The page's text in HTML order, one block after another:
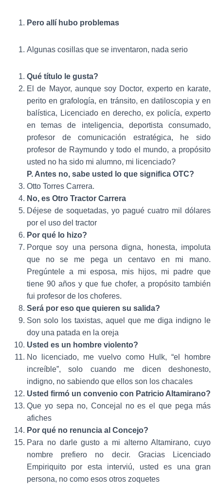
Pero allí hubo problemas
Algunas cosillas que se inventaron, nada serio
Qué título le gusta?
El de Mayor, aunque soy Doctor, experto en karate,
perito en grafología, en tránsito, en datiloscopia y en
balística, Licenciado en derecho, ex policía, experto
en temas de inteligencia, deportista consumado,
profesor de comunicación estratégica, he sido
profesor de Raymundo y todo el mundo, a propósito
usted no ha sido mi alumno, mi licenciado?
P. Antes no, sabe usted lo que significa OTC?
Otto Torres Carrera.
No, es Otro Tractor Carrera
Déjese de soquetadas, yo pagué cuatro mil dólares
por el uso del tractor
Por qué lo hizo?
Porque soy una persona digna, honesta, impoluta
que no se me pega un centavo en mi mano.
Pregúntele a mi esposa, mis hijos, mi padre que
tiene 90 años y que fue chofer, a propósito también
fui profesor de los choferes.
Será por eso que quieren su salida?
Son solo los taxistas, aquel que me diga indigno le
doy una patada en la oreja
Usted es un hombre violento?
No licenciado, me vuelvo como Hulk, “el hombre
increíble”, solo cuando me dicen deshonesto,
indigno, no sabiendo que ellos son los chacales
Usted firmó un convenio con Patricio Altamirano?
Que yo sepa no, Concejal no es el que pega más
afiches
Por qué no renuncia al Concejo?
Para no darle gusto a mi alterno Altamirano, cuyo
nombre prefiero no decir. Gracias Licenciado
Empiriquito por esta interviú, usted es una gran
persona, no como esos otros zoquetes